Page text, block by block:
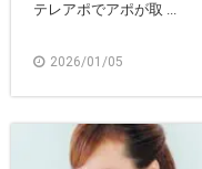
テレアポでアポが取 ...
2026/01/05